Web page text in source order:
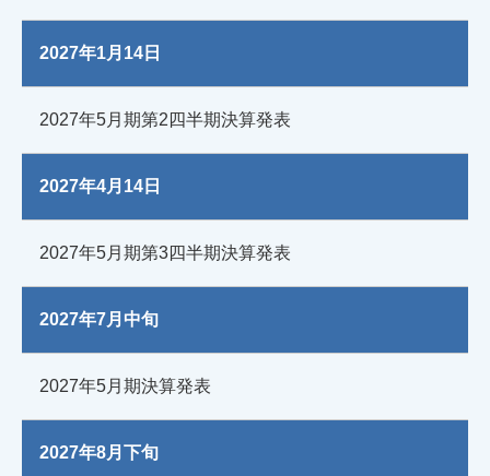
2027年1月14日
2027年5月期第2四半期決算発表
2027年4月14日
2027年5月期第3四半期決算発表
2027年7月中旬
2027年5月期決算発表
2027年8月下旬